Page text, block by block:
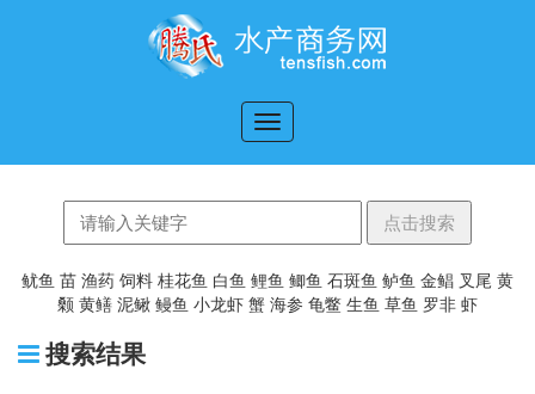
切
换
导
航
鱿鱼 苗 渔药 饲料 桂花鱼 白鱼 鲤鱼 鲫鱼 石斑鱼 鲈鱼 金鲳 叉尾 黄
颡 黄鳝 泥鳅 鳗鱼 小龙虾 蟹 海参 龟鳖 生鱼 草鱼 罗非 虾
搜索结果